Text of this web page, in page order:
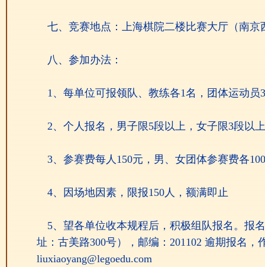
七、竞赛地点：上海棋院二楼比赛大厅（南京
八、参加办法：
1、每单位可报领队、教练各1名，团体运动
2、个人报名，男子限5段以上，女子限3段以
3、参赛费每人150元，男、女团体参赛费各
4、因场地因素，限报150人，额满即止
5、望各单位收本规程后，积极组队报名。报
址：古美路300号），邮编：201102 逾期报名
liuxiaoyang@legoedu.com